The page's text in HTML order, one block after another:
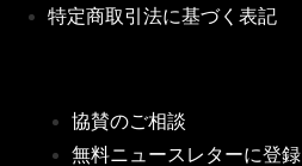
特定商取引法に基づく表記
協賛のご相談
無料ニュースレターに登録